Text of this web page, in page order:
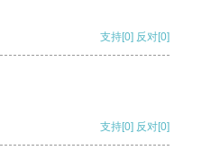
支持[0] 反对[0]
支持[0] 反对[0]